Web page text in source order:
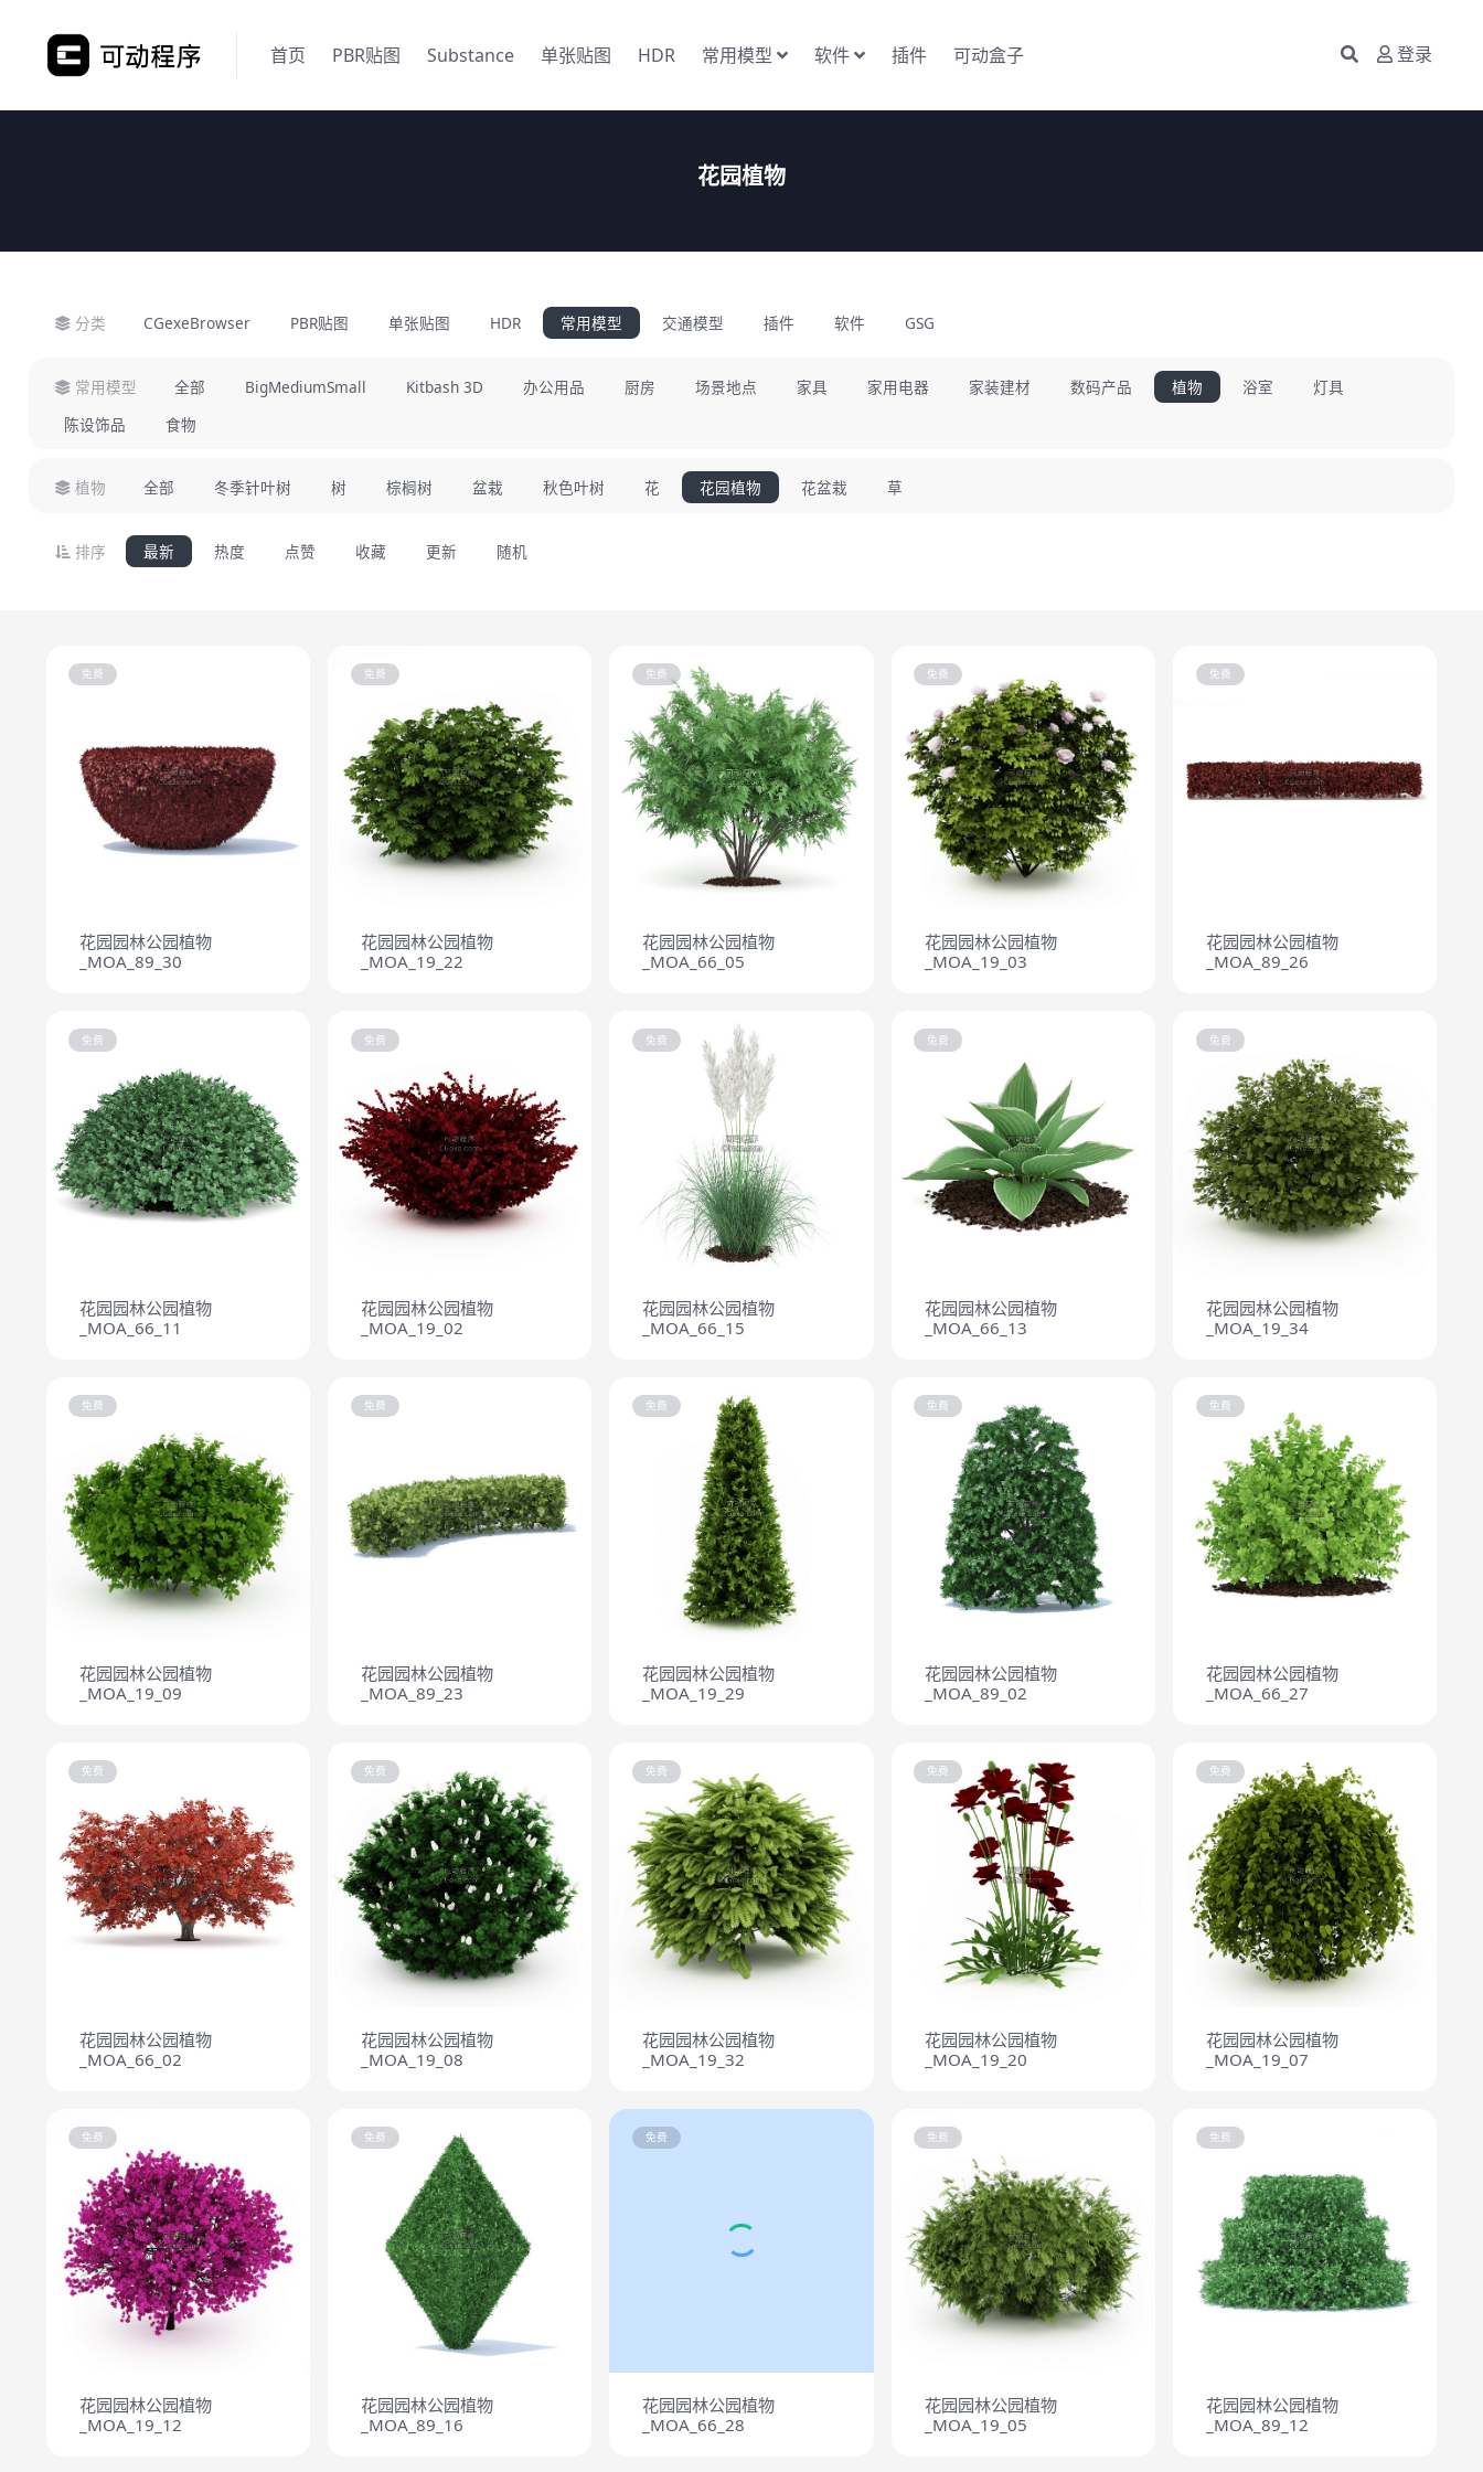
首页 PBR贴图 Substance 单张贴图 HDR 常用模型 软件 插件 可动盒子 登录
花园植物
分类 CGexeBrowser PBR贴图 单张贴图 HDR 常用模型 交通模型 插件 软件 GSG
常用模型 全部 BigMediumSmall Kitbash 3D 办公用品 厨房 场景地点 家具 家用电器 家装建材 数码产品 植物 浴室
灯具
陈设饰品
食物
植物 全部 冬季针叶树 树 棕榈树 盆栽 秋色叶树 花 花园植物 花盆栽 草
排序 最新 热度 点赞 收藏 更新 随机
免费
花园园林公园植物
_MOA_89_30
免费
花园园林公园植物
_MOA_19_22
免费
花园园林公园植物
_MOA_66_05
免费
花园园林公园植物
_MOA_19_03
免费
花园园林公园植物
_MOA_89_26
免费
花园园林公园植物
_MOA_66_11
免费
花园园林公园植物
_MOA_19_02
免费
花园园林公园植物
_MOA_66_15
免费
花园园林公园植物
_MOA_66_13
免费
花园园林公园植物
_MOA_19_34
免费
花园园林公园植物
_MOA_19_09
免费
花园园林公园植物
_MOA_89_23
免费
花园园林公园植物
_MOA_19_29
免费
花园园林公园植物
_MOA_89_02
免费
花园园林公园植物
_MOA_66_27
免费
花园园林公园植物
_MOA_66_02
免费
花园园林公园植物
_MOA_19_08
免费
花园园林公园植物
_MOA_19_32
免费
花园园林公园植物
_MOA_19_20
免费
花园园林公园植物
_MOA_19_07
免费
花园园林公园植物
_MOA_19_12
免费
花园园林公园植物
_MOA_89_16
免费
花园园林公园植物
_MOA_66_28
免费
花园园林公园植物
_MOA_19_05
免费
花园园林公园植物
_MOA_89_12